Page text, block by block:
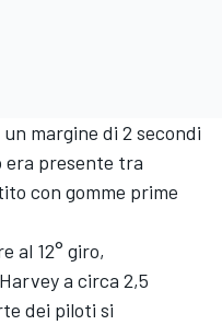
margine di 2 secondi
era presente tra
con gomme prime
al 12° giro,
a circa 2,5
dei piloti si